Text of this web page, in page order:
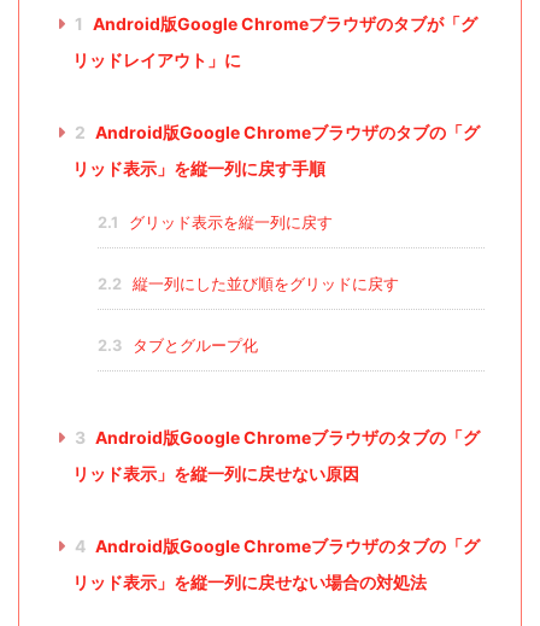
1 Android版Google Chromeブラウザのタブが「グ
リッドレイアウト」に
2 Android版Google Chromeブラウザのタブの「グ
リッド表示」を縦一列に戻す手順
2.1 グリッド表示を縦一列に戻す
2.2 縦一列にした並び順をグリッドに戻す
2.3 タブとグループ化
3 Android版Google Chromeブラウザのタブの「グ
リッド表示」を縦一列に戻せない原因
4 Android版Google Chromeブラウザのタブの「グ
リッド表示」を縦一列に戻せない場合の対処法